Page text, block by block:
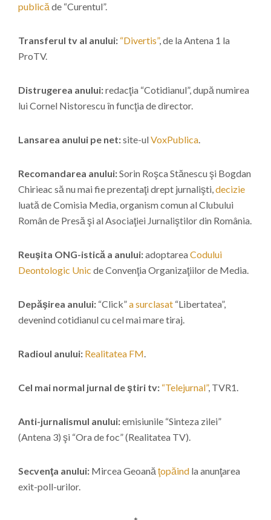
publică de “Curentul”.
Transferul tv al anului: “Divertis”, de la Antena 1 la
ProTV.
Distrugerea anului:redacţia “Cotidianul”, după numirea
lui Cornel Nistorescu în funcţia de director.
Lansarea anului pe net:site-ul VoxPublica.
Recomandarea anului:Sorin Roşca Stănescu şi Bogdan
Chirieac să nu mai fie prezentaţi drept jurnalişti,decizie
luată de Comisia Media, organism comun al Clubului
Român de Presă şi al Asociaţiei Jurnaliştilor din România.
Reuşita ONG-istică a anului:adoptarea Codului
Deontologic Unic de Convenţia Organizaţiilor de Media.
Depăşirea anului: “Click”a surclasat “Libertatea”,
devenind cotidianul cu cel mai mare tiraj.
Radioul anului: Realitatea FM.
Cel mai normal jurnal de ştiri tv: “Telejurnal”, TVR1.
Anti-jurnalismul anului:emisiunile “Sinteza zilei”
(Antena 3) şi “Ora de foc” (Realitatea TV).
Secvenţa anului: Mircea Geoană ţopăind la anunţarea
exit-poll-urilor.